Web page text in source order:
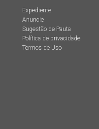
Expediente
Anuncie
Sugestão de Pauta
Política de privacidade
Termos de Uso